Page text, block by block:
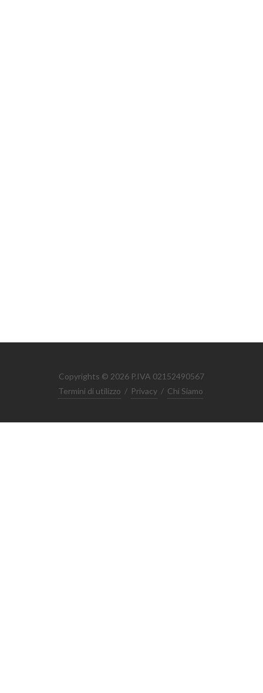
Copyrights © 2026 P.IVA 02152490567
Termini di utilizzo / Privacy / Chi Siamo